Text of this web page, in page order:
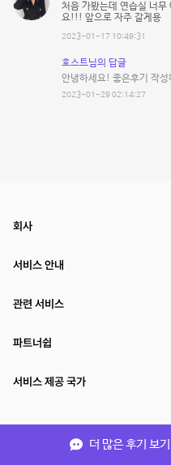
처음 가봤는데 연습실 너무
요!!! 앞으로 자주 갈게용
2023-01-17 10:49:31
호스트님의 답글
안녕하세요! 좋은후기 작
2023-01-29 02:14:27
더 많은 후기 보기
회사
서비스 안내
관련 서비스
파트너쉽
서비스 제공 국가
(주)NSPACE 사업자정보